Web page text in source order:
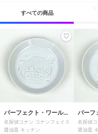
すべての商品
パーフェクト・ワール
ド・トーキョー
名探偵コナン コナンフェイス
醤油皿 キッチン
パーフ
ド・ト
名探偵
醤油皿